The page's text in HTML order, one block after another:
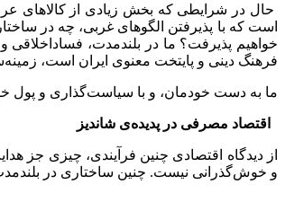
حال در شرایطی که بخش زیادی از کالاهای
است که با پذیرفتن الگوهای غربی، چه در
خواهیم پذیرفت؟ ما در بلندمدت، فساداخلاقی
فرهنگ دینی و پایتخت معنوی ایران است،
ما به دست خودمان، و با سیاست‌گذاری و پول
اقتصاد مصرفی در پدیدهی شاندیز
از دیدگاه اقتصادی چنین فرآیندی، چیزی جز
و خوش‌گذرانی نیست. چنین ساختاری در بلندمدت